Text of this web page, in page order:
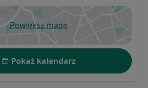
Powiększ mapęotwiera się w nowej karcie
Pokaż kalendarz